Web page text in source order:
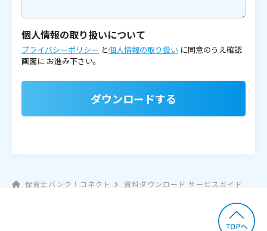
個人情報の取り扱いについて
プライバシーポリシー と個人情報の取り扱い に同意のうえ確認
画面に お進み下さい。
ダウンロードする
保育士バンク！コネクト 資料ダウンロード サービスガイド